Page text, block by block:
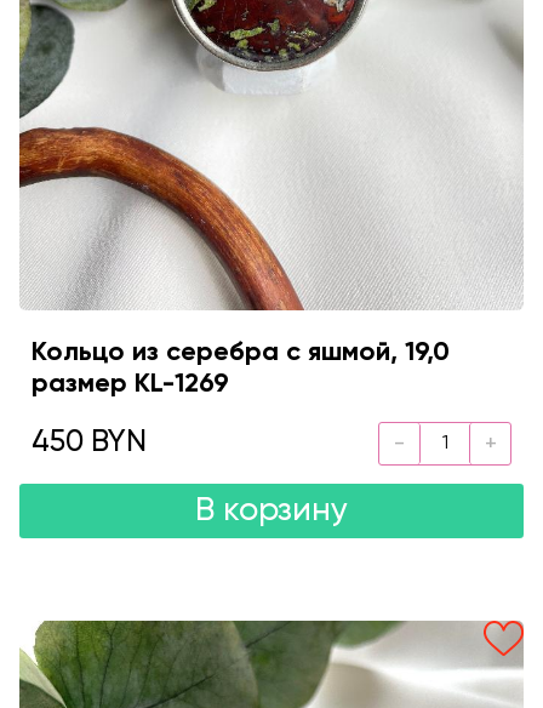
Кольцо из серебра с яшмой, 19,0
размер KL-1269
450 BYN
В корзину